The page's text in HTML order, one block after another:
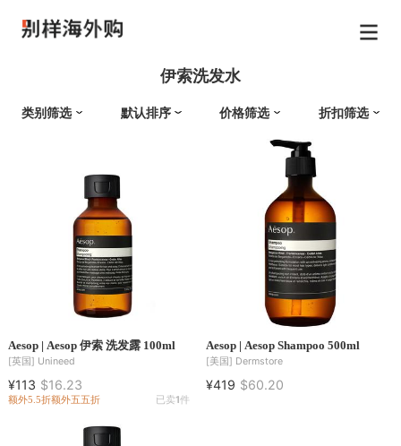
伊索洗发水
类别筛选 默认排序 价格筛选 折扣筛选
Aesop | Aesop 伊索 洗发露 100ml
[英国] Unineed
¥113 $16.23
额外5.5折额外五五折 已卖1件
Aesop | Aesop Shampoo 500ml
[美国] Dermstore
¥419 $60.20